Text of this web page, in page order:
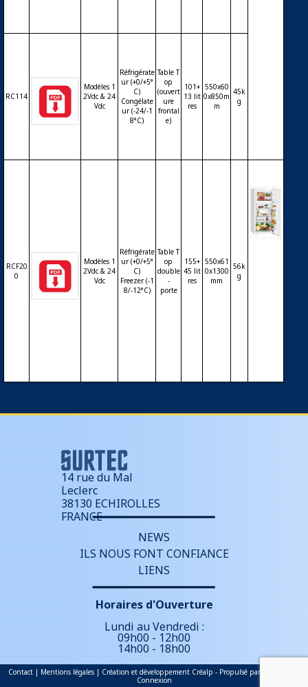
RC114
Modèles 1
2Vdc & 24
Vdc
Réfrigérate
ur (+0/+5°
C)
Congélate
ur (-24/-1
8°C)
Table T
op
(ouvert
ure
frontal
e)
101+
13 lit
res
550x60
0x850m
m
45k
g
RCF20
0
Modèles 1
2Vdc & 24
Vdc
Réfrigérate
ur (+0/+5°
C)
Freezer (-1
8/-12°C)
Table T
op
double
-
porte
155+
45 lit
res
550x61
0x1300
mm
56k
g
14 rue du Mal
Leclerc
38130 ECHIROLLES
FRANCE
NEWS
ILS NOUS FONT CONFIANCE
LIENS
Horaires d'Ouverture
Lundi au Vendredi :
09h00 - 12h00
14h00 - 18h00
Contact| Mentions légales| Création et développement Créalp - Propulsé par
Connexion